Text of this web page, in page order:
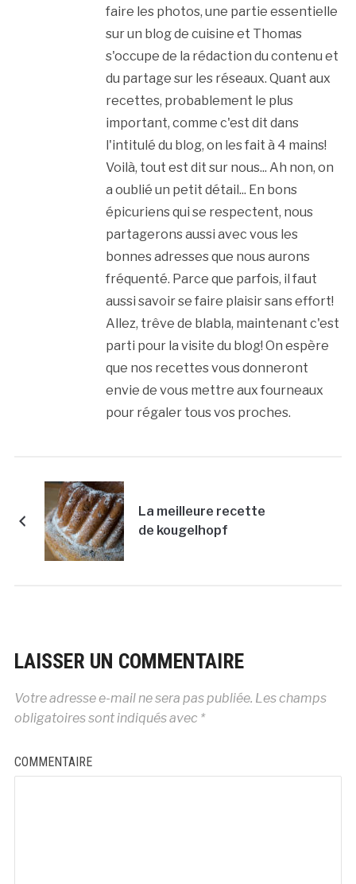
faire les photos, une partie essentielle
sur un blog de cuisine et Thomas
s'occupe de la rédaction du contenu et
du partage sur les réseaux. Quant aux
recettes, probablement le plus
important, comme c'est dit dans
l'intitulé du blog, on les fait à 4 mains!
Voilà, tout est dit sur nous... Ah non, on
a oublié un petit détail... En bons
épicuriens qui se respectent, nous
partagerons aussi avec vous les
bonnes adresses que nous aurons
fréquenté. Parce que parfois, il faut
aussi savoir se faire plaisir sans effort!
Allez, trêve de blabla, maintenant c'est
parti pour la visite du blog! On espère
que nos recettes vous donneront
envie de vous mettre aux fourneaux
pour régaler tous vos proches.
La meilleure recette
de kougelhopf
LAISSER UN COMMENTAIRE
Votre adresse e-mail ne sera pas publiée. Les champs
obligatoires sont indiqués avec *
COMMENTAIRE